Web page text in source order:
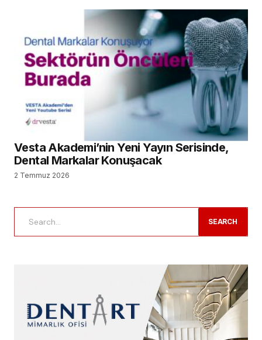
Vesta Akademi’nin Yeni Yayın Serisinde,
Dental Markalar Konuşacak
2 Temmuz 2026
SEARCH